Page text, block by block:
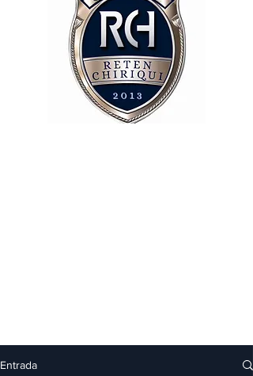
Entrada